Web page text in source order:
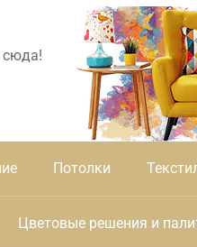
сюда!
Потолки
Цветовые решения и